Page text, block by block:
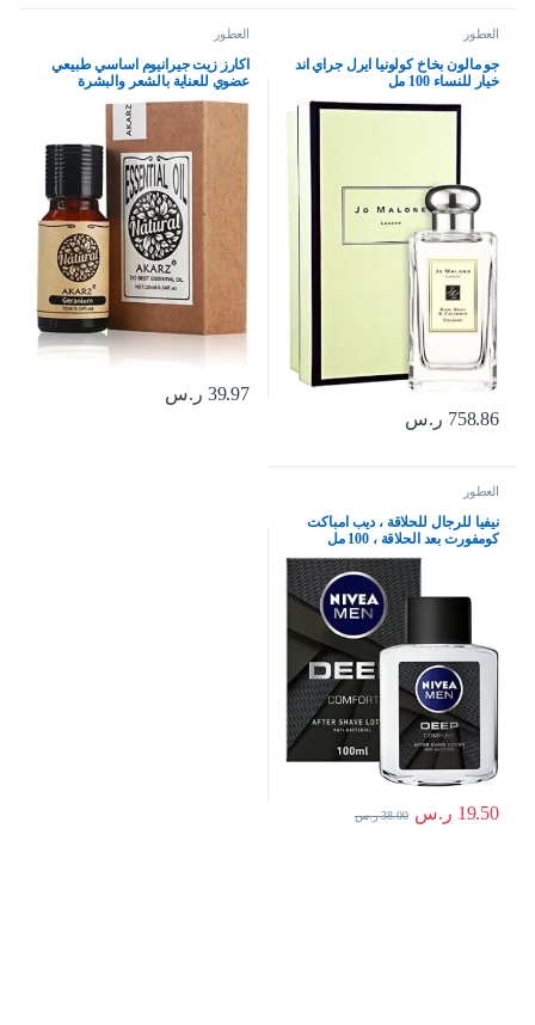
العطور
جو مالون بخاخ كولونيا ايرل جراي اند
خيار للنساء 100 مل
758.86 ر.س
العطور
اكارز زيت جيرانيوم اساسي طبيعي
عضوي للعناية بالشعر والبشرة
والجسم، موزع للشموع والصابون
والحرف اليدوية والتدليك، 10 مل
39.97 ر.س
العطور
نيفيا للرجال للحلاقة ، ديب امباكت
كومفورت بعد الحلاقة ، 100 مل
19.50 ر.س 38.00 ر.س